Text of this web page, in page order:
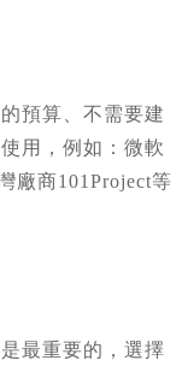
預算、不需要建
用，例如：微軟
廠商101Project等
最重要的，選擇